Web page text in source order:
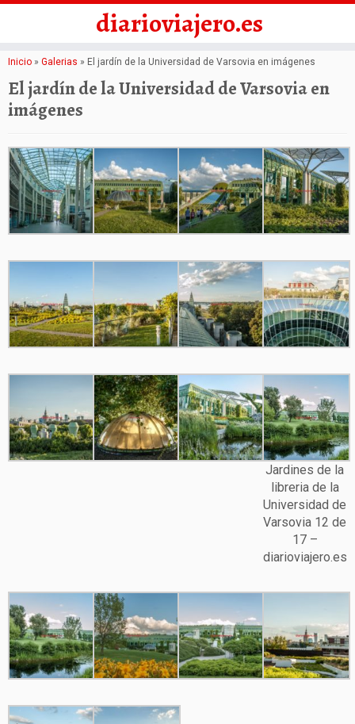
Saltar
al
contenido
diarioviajero.es
Inicio » Galerias » El jardín de la Universidad de Varsovia en imágenes
El jardín de la Universidad de Varsovia en
imágenes
Jardines de la
libreria de la
Universidad de
Varsovia 12 de
17 –
diarioviajero.es